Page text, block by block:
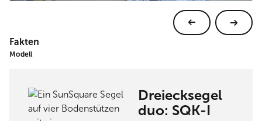
Fakten
Modell
Dreiecksegel
duo: SQK-I